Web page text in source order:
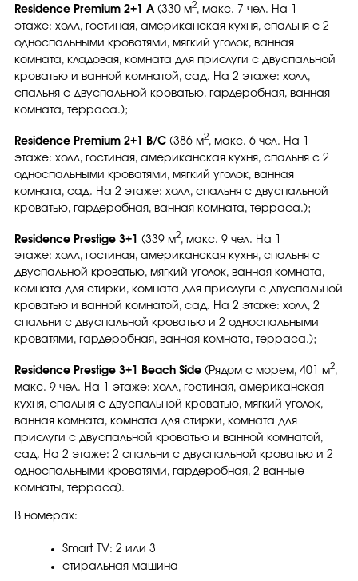
Residence Premium 2+1 A (330 м2, макс. 7 чел. На 1
этаже: холл, гостиная, американская кухня, спальня с 2
односпальными кроватями, мягкий уголок, ванная
комната, кладовая, комната для прислуги с двуспальной
кроватью и ванной комнатой, сад. На 2 этаже: холл,
спальня с двуспальной кроватью, гардеробная, ванная
комната, терраса.);
Residence Premium 2+1 B/C (386 м2, макс. 6 чел. На 1
этаже: холл, гостиная, американская кухня, спальня с 2
односпальными кроватями, мягкий уголок, ванная
комната, сад. На 2 этаже: холл, спальня с двуспальной
кроватью, гардеробная, ванная комната, терраса.);
Residence Prestige 3+1 (339 м2, макс. 9 чел. На 1
этаже: холл, гостиная, американская кухня, спальня с
двуспальной кроватью, мягкий уголок, ванная комната,
комната для стирки, комната для прислуги с двуспальной
кроватью и ванной комнатой, сад. На 2 этаже: холл, 2
спальни с двуспальной кроватью и 2 односпальными
кроватями, гардеробная, ванная комната, терраса.);
Residence Prestige 3+1 Beach Side (Рядом с морем, 401 м2,
макс. 9 чел. На 1 этаже: холл, гостиная, американская
кухня, спальня с двуспальной кроватью, мягкий уголок,
ванная комната, комната для стирки, комната для
прислуги с двуспальной кроватью и ванной комнатой,
сад. На 2 этаже: 2 спальни с двуспальной кроватью и 2
односпальными кроватями, гардеробная, 2 ванные
комнаты, терраса).
В номерах:
Smart TV: 2 или 3
стиральная машина